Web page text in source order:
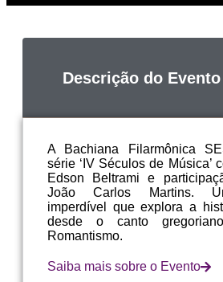
Descrição do Evento
A Bachiana Filarmônica
série ‘IV Séculos de Música’
Edson Beltrami e
João Carlos Martins.
imperdível que explora a
desde o canto
Romantismo.
Saiba mais sobre o Evento